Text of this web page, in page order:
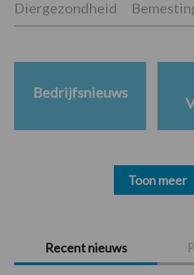
Primaire
Sidebar
Recent nieuws
Diergezondheid
Bedrijfsnieuws
Toon meer